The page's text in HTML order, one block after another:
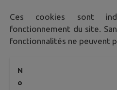
Ces cookies sont
fonctionnement du site.
fonctionnalités ne peuvent
N
o